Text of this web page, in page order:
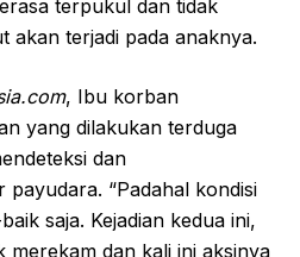
terpukul dan tidak
akan terjadi pada anaknya.
, Ibu korban
yang dilakukan terduga
dan
“Padahal kondisi
saja. Kejadian kedua ini,
merekam dan kali ini aksinya